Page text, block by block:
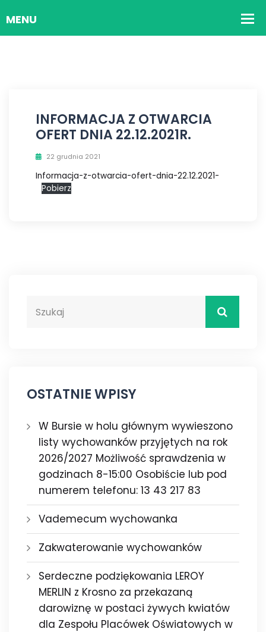
INFORMACJA Z OTWARCIA
OFERT DNIA 22.12.2021R.
22 grudnia 2021
Informacja-z-otwarcia-ofert-dnia-22.12.2021-
Pobierz
OSTATNIE WPISY
W Bursie w holu głównym wywieszono
listy wychowanków przyjętych na rok
2026/2027 Możliwość sprawdzenia w
godzinach 8-15:00 Osobiście lub pod
numerem telefonu: 13 43 217 83
Vademecum wychowanka
Zakwaterowanie wychowanków
Serdeczne podziękowania LEROY
MERLIN z Krosno za przekazaną
darowiznę w postaci żywych kwiatów
dla Zespołu Placówek Oświatowych w